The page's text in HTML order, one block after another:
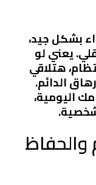
بشكل جيد،
يعني لو
هتلاقي
الدائم.
اليومية،